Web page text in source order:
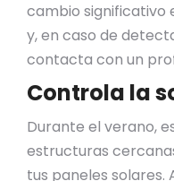
cambio significativo
y, en caso de
contacta con un
Controla la
Durante el verano,
estructuras
tus paneles solares.